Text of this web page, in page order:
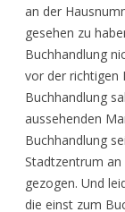
an der
gesehen zu
Buchhandlung
vor der richtigen
Buchhandlung
aussehenden
Buchhandlung
Stadtzentrum an
gezogen. Und
die einst zum